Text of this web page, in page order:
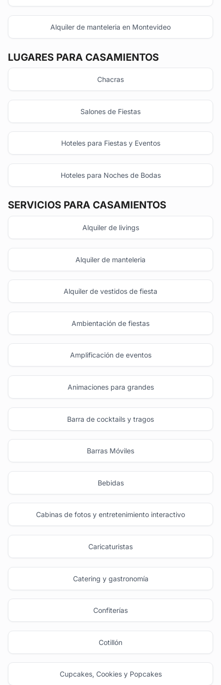
Alquiler de manteleria en Montevideo
LUGARES PARA CASAMIENTOS
Chacras
Salones de Fiestas
Hoteles para Fiestas y Eventos
Hoteles para Noches de Bodas
SERVICIOS PARA CASAMIENTOS
Alquiler de livings
Alquiler de manteleria
Alquiler de vestidos de fiesta
Ambientación de fiestas
Amplificación de eventos
Animaciones para grandes
Barra de cocktails y tragos
Barras Móviles
Bebidas
Cabinas de fotos y entretenimiento interactivo
Caricaturistas
Catering y gastronomía
Confiterías
Cotillón
Cupcakes, Cookies y Popcakes